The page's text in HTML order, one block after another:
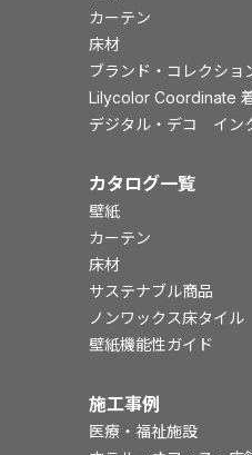
カーテン
床材
ブランド・コレクショ
Lilycolor Coordinate
デジタル・デコ イン
カタログ一覧
壁紙
カーテン
床材
サステナブル商品
ノンワックス床タイル
壁紙機能性ガイド
施工事例
医療・福祉施設